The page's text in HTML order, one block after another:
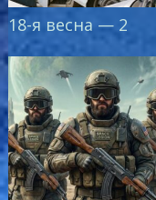
18-я весна — 2